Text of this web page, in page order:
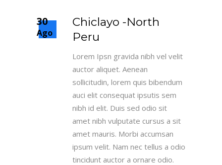
30
Ago
Chiclayo -North
Peru
Lorem Ipsn gravida nibh vel velit
auctor aliquet. Aenean
sollicitudin, lorem quis bibendum
auci elit consequat ipsutis sem
nibh id elit. Duis sed odio sit
amet nibh vulputate cursus a sit
amet mauris. Morbi accumsan
ipsum velit. Nam nec tellus a odio
tincidunt auctor a ornare odio.